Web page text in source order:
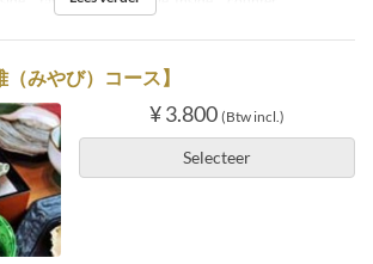
みやび）コース】
¥ 3.800 (Btw incl.)
Selecteer